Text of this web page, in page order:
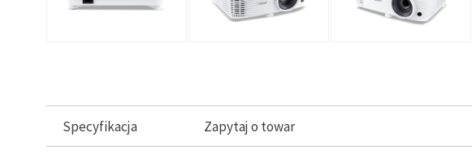
Specyfikacja Zapytaj o towar